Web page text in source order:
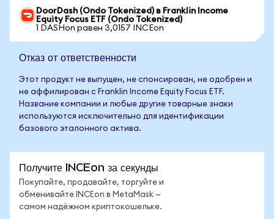
DoorDash (Ondo Tokenized) в Franklin Income
Equity Focus ETF (Ondo Tokenized)
1 DASHon равен 3,0157 INCEon
Отказ от ответственности
Этот продукт не выпущен, не спонсирован, не одобрен и
не аффилирован с Franklin Income Equity Focus ETF.
Название компании и любые другие товарные знаки
используются исключительно для идентификации
базового эталонного актива.
Получите INCEon за секунды
Покупайте, продавайте, торгуйте и
обменивайте INCEon в MetaMask —
самом надёжном криптокошельке.